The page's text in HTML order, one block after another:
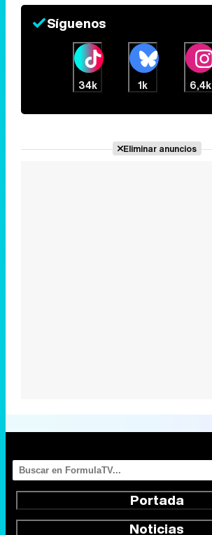
Síguenos
34k 1k 6,4k
Eliminar anuncios
Portada
Noticias